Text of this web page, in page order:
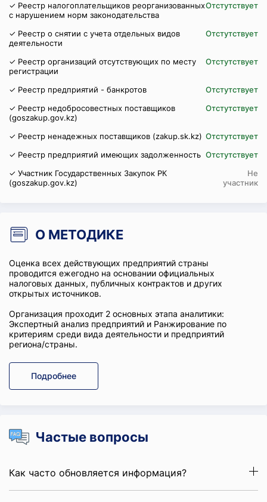
✓ Реестр налогоплательщиков реорганизованных
с нарушением норм законодательства
Отстутствует
✓ Реестр о снятии с учета отдельных видов
деятельности
Отстутствует
✓ Реестр организаций отсутствующих по месту
регистрации
Отстутствует
✓ Реестр предприятий - банкротов
Отстутствует
✓ Реестр недобросовестных поставщиков
(goszakup.gov.kz)
Отстутствует
✓ Реестр ненадежных поставщиков (zakup.sk.kz) Отстутствует
✓ Реестр предприятий имеющих задолженность Отстутствует
✓ Участник Государственных Закупок РК
(goszakup.gov.kz)
Не
участник
О МЕТОДИКЕ
Оценка всех действующих предприятий страны
проводится ежегодно на основании официальных
налоговых данных, публичных контрактов и других
открытых источников.
Организация проходит 2 основных этапа аналитики:
Экспертный анализ предприятий и Ранжирование по
критериям среди вида деятельности и предприятий
региона/страны.
Подробнее
Частые вопросы
Как часто обновляется информация?